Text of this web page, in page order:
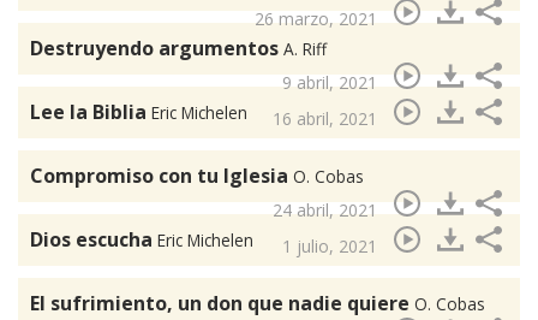
26 marzo, 2021
Destruyendo argumentos A. Riff
9 abril, 2021
Lee la Biblia Eric Michelen 16 abril, 2021
Compromiso con tu Iglesia O. Cobas
24 abril, 2021
Dios escucha Eric Michelen 1 julio, 2021
El sufrimiento, un don que nadie quiere O. Cobas